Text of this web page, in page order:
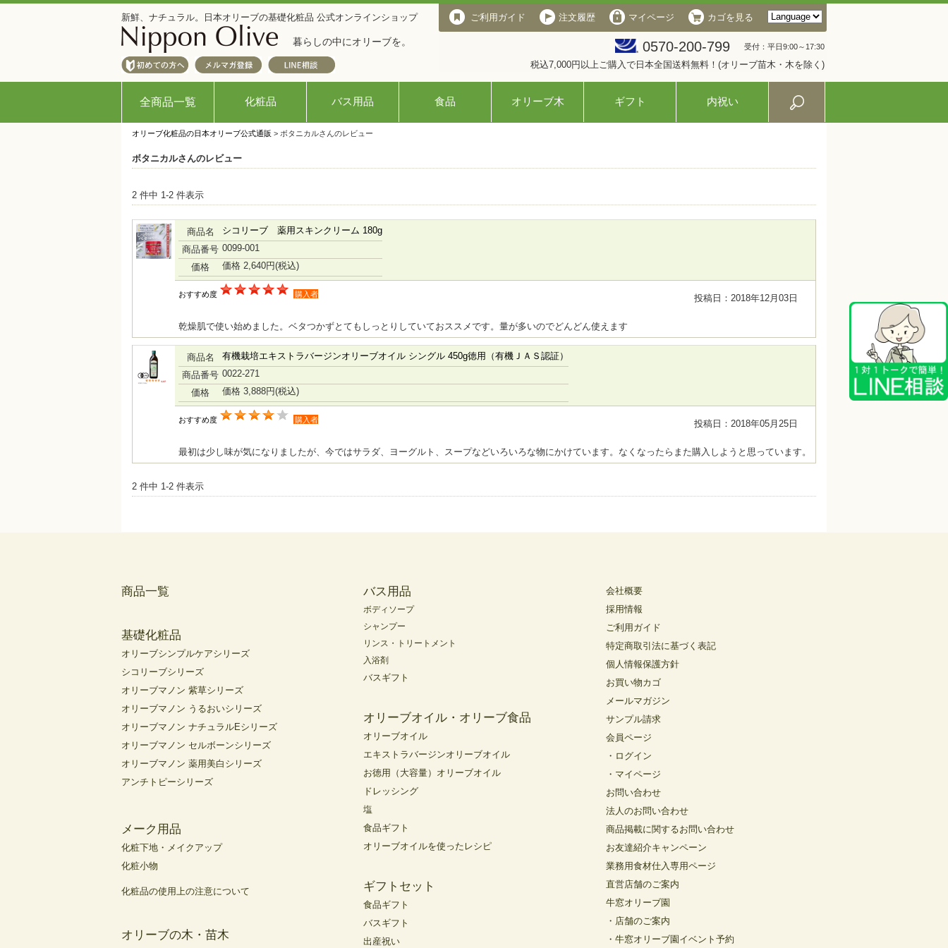
新鮮、ナチュラル。日本オリーブの基礎化粧品 公式オンラインショップ
暮らしの中にオリーブを。
ご利用ガイド 注文履歴 マイページ カゴを見る
0570-200-799 受付：平日9:00～17:30
税込7,000円以上ご購入で日本全国送料無料！(オリーブ苗木・木を除く)
全商品一覧 化粧品 バス用品 食品 オリーブ木 ギフト 内祝い
オリーブ化粧品の日本オリーブ公式通販 > ボタニカルさんのレビュー
ボタニカルさんのレビュー
2 件中 1-2 件表示
商品名
シコリーブ 薬用スキンクリーム 180g
商品番号 0099-001
価格
価格 2,640円(税込)
投稿日：2018年12月03日
おすすめ度 購入者
乾燥肌で使い始めました。ベタつかずとてもしっとりしていておススメです。量が多いのでどんどん使えます
商品名
有機栽培エキストラバージンオリーブオイル シングル 450g徳用（有機ＪＡＳ認証）
商品番号 0022-271
価格
価格 3,888円(税込)
投稿日：2018年05月25日
おすすめ度 購入者
最初は少し味が気になりましたが、今ではサラダ、ヨーグルト、スープなどいろいろな物にかけています。なくなったらまた購入しようと思っています。
2 件中 1-2 件表示
商品一覧
基礎化粧品
オリーブシンプルケアシリーズ
シコリーブシリーズ
オリーブマノン 紫草シリーズ
オリーブマノン うるおいシリーズ
オリーブマノン ナチュラルEシリーズ
オリーブマノン セルボーンシリーズ
オリーブマノン 薬用美白シリーズ
アンチトピーシリーズ
メーク用品
化粧下地・メイクアップ
化粧小物
化粧品の使用上の注意について
オリーブの木・苗木
バス用品
ボディソープ
シャンプー
リンス・トリートメント
入浴剤
バスギフト
オリーブオイル・オリーブ食品
オリーブオイル
エキストラバージンオリーブオイル
お徳用（大容量）オリーブオイル
ドレッシング
塩
食品ギフト
オリーブオイルを使ったレシピ
ギフトセット
食品ギフト
バスギフト
出産祝い
会社概要
採用情報
ご利用ガイド
特定商取引法に基づく表記
個人情報保護方針
お買い物カゴ
メールマガジン
サンプル請求
会員ページ
・ログイン
・マイページ
お問い合わせ
法人のお問い合わせ
商品掲載に関するお問い合わせ
お友達紹介キャンペーン
業務用食材仕入専用ページ
直営店舗のご案内
牛窓オリーブ園
・店舗のご案内
・牛窓オリーブ園イベント予約